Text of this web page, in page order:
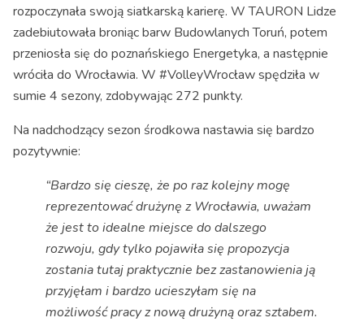
rozpoczynała swoją siatkarską karierę. W TAURON Lidze
zadebiutowała broniąc barw Budowlanych Toruń, potem
przeniosła się do poznańskiego Energetyka, a następnie
wróciła do Wrocławia. W #VolleyWrocław spędziła w
sumie 4 sezony, zdobywając 272 punkty.
Na nadchodzący sezon środkowa nastawia się bardzo
pozytywnie:
“Bardzo się cieszę, że po raz kolejny mogę
reprezentować drużynę z Wrocławia, uważam
że jest to idealne miejsce do dalszego
rozwoju, gdy tylko pojawiła się propozycja
zostania tutaj praktycznie bez zastanowienia ją
przyjęłam i bardzo ucieszyłam się na
możliwość pracy z nową drużyną oraz sztabem.